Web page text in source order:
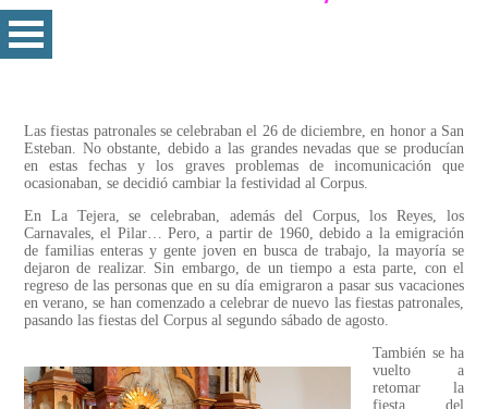
Las fiestas patronales se celebraban el 26 de diciembre, en honor a San
Esteban. No obstante, debido a las grandes nevadas que se producían
en estas fechas y los graves problemas de incomunicación que
ocasionaban, se decidió cambiar la festividad al Corpus.
En La Tejera, se celebraban, además del Corpus, los Reyes, los
Carnavales, el Pilar… Pero, a partir de 1960, debido a la emigración
de familias enteras y gente joven en busca de trabajo, la mayoría se
dejaron de realizar. Sin embargo, de un tiempo a esta parte, con el
regreso de las personas que en su día emigraron a pasar sus vacaciones
en verano, se han comenzado a celebrar de nuevo las fiestas patronales,
pasando las fiestas del Corpus al segundo sábado de agosto.
También se ha
vuelto a
retomar la
fiesta del